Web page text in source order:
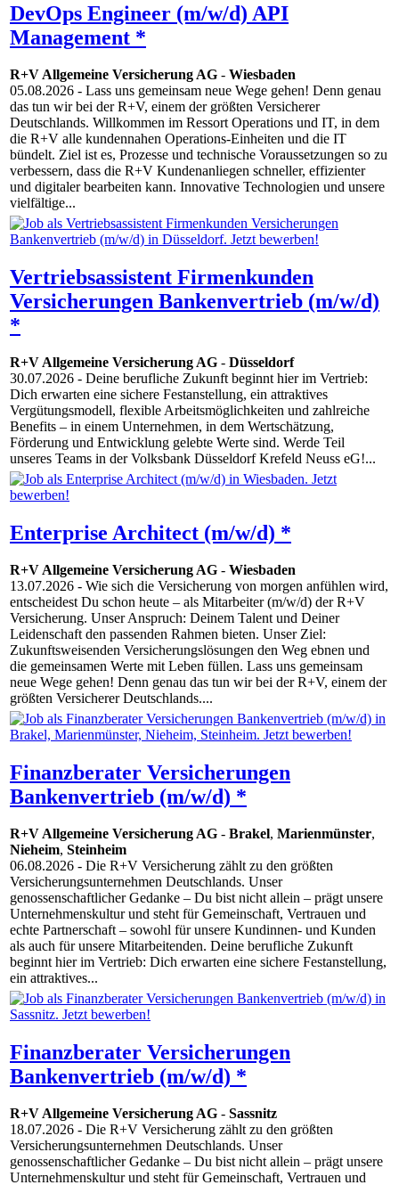
DevOps Engineer (m/w/d) API
Management *
R+V Allgemeine Versicherung AG - Wiesbaden
05.08.2026 - Lass uns gemeinsam neue Wege gehen! Denn genau
das tun wir bei der R+V, einem der größten Versicherer
Deutschlands. Willkommen im Ressort Operations und IT, in dem
die R+V alle kundennahen Operations-Einheiten und die IT
bündelt. Ziel ist es, Prozesse und technische Voraussetzungen so zu
verbessern, dass die R+V Kundenanliegen schneller, effizienter
und digitaler bearbeiten kann. Innovative Techno­logien und unsere
vielfältige...
Vertriebsassistent Firmenkunden
Versicherungen Bankenvertrieb (m/w/d)
*
R+V Allgemeine Versicherung AG - Düsseldorf
30.07.2026 - Deine berufliche Zukunft beginnt hier im Vertrieb:
Dich erwarten eine sichere Festanstellung, ein attraktives
Vergütungsmodell, flexible Arbeitsmöglichkeiten und zahlreiche
Benefits – in einem Unternehmen, in dem Wertschätzung,
Förderung und Entwicklung gelebte Werte sind. Werde Teil
unseres Teams in der Volksbank Düsseldorf Krefeld Neuss eG!...
Enterprise Architect (m/w/d) *
R+V Allgemeine Versicherung AG - Wiesbaden
13.07.2026 - Wie sich die Versicherung von morgen anfühlen wird,
entscheidest Du schon heute – als Mitarbeiter (m/w/d) der R+V
Versicherung. Unser Anspruch: Deinem Talent und Deiner
Leidenschaft den passenden Rahmen bieten. Unser Ziel:
Zukunftsweisenden Versicherungslösungen den Weg ebnen und
die gemeinsamen Werte mit Leben füllen. Lass uns gemeinsam
neue Wege gehen! Denn genau das tun wir bei der R+V, einem der
größten Versicherer Deutschlands....
Finanzberater Versicherungen
Bankenvertrieb (m/w/d) *
R+V Allgemeine Versicherung AG - Brakel, Marienmünster,
Nieheim, Steinheim
06.08.2026 - Die R+V Versicherung zählt zu den größten
Versicherungsunternehmen Deutschlands. Unser
genossenschaftlicher Gedanke – Du bist nicht allein – prägt unsere
Unternehmenskultur und steht für Gemeinschaft, Vertrauen und
echte Partnerschaft – sowohl für unsere Kundinnen- und Kunden
als auch für unsere Mitarbeitenden. Deine berufliche Zukunft
beginnt hier im Vertrieb: Dich erwarten eine sichere Festanstellung,
ein attraktives...
Finanzberater Versicherungen
Bankenvertrieb (m/w/d) *
R+V Allgemeine Versicherung AG - Sassnitz
18.07.2026 - Die R+V Versicherung zählt zu den größten
Versicherungsunternehmen Deutschlands. Unser
genossenschaftlicher Gedanke – Du bist nicht allein – prägt unsere
Unternehmenskultur und steht für Gemeinschaft, Vertrauen und